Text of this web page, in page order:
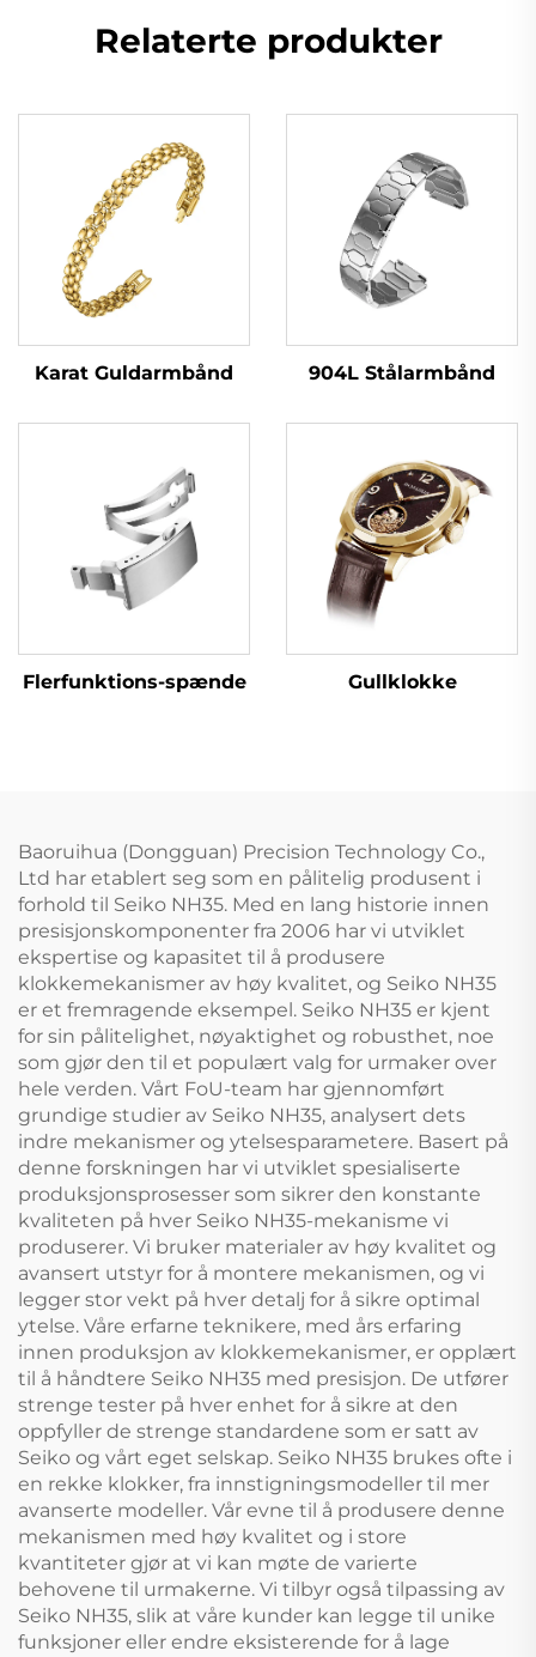
Relaterte produkter
Karat Guldarmbånd 904L Stålarmbånd
Flerfunktions-spænde Gullklokke
Baoruihua (Dongguan) Precision Technology Co.,
Ltd har etablert seg som en pålitelig produsent i
forhold til Seiko NH35. Med en lang historie innen
presisjonskomponenter fra 2006 har vi utviklet
ekspertise og kapasitet til å produsere
klokkemekanismer av høy kvalitet, og Seiko NH35
er et fremragende eksempel. Seiko NH35 er kjent
for sin pålitelighet, nøyaktighet og robusthet, noe
som gjør den til et populært valg for urmaker over
hele verden. Vårt FoU-team har gjennomført
grundige studier av Seiko NH35, analysert dets
indre mekanismer og ytelsesparametere. Basert på
denne forskningen har vi utviklet spesialiserte
produksjonsprosesser som sikrer den konstante
kvaliteten på hver Seiko NH35-mekanisme vi
produserer. Vi bruker materialer av høy kvalitet og
avansert utstyr for å montere mekanismen, og vi
legger stor vekt på hver detalj for å sikre optimal
ytelse. Våre erfarne teknikere, med års erfaring
innen produksjon av klokkemekanismer, er opplært
til å håndtere Seiko NH35 med presisjon. De utfører
strenge tester på hver enhet for å sikre at den
oppfyller de strenge standardene som er satt av
Seiko og vårt eget selskap. Seiko NH35 brukes ofte i
en rekke klokker, fra innstigningsmodeller til mer
avanserte modeller. Vår evne til å produsere denne
mekanismen med høy kvalitet og i store
kvantiteter gjør at vi kan møte de varierte
behovene til urmakerne. Vi tilbyr også tilpassing av
Seiko NH35, slik at våre kunder kan legge til unike
funksjoner eller endre eksisterende for å lage